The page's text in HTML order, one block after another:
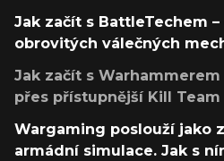
Jak začít s BattleTechem
obrovitých válečných
Jak začít s
přes přístupnější Kill Team
Wargaming poslouží jako
armádní simulace. Jak s